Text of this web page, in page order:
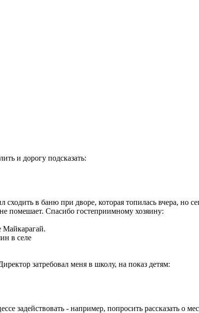
и дорогу подсказать:
в баню при дворе, которая топилась вчера, но
помешает. Спасибо гостеприимному хозяину:
в селе
затребовал меня в школу, на показ детям:
задействовать - например, попросить рассказать о